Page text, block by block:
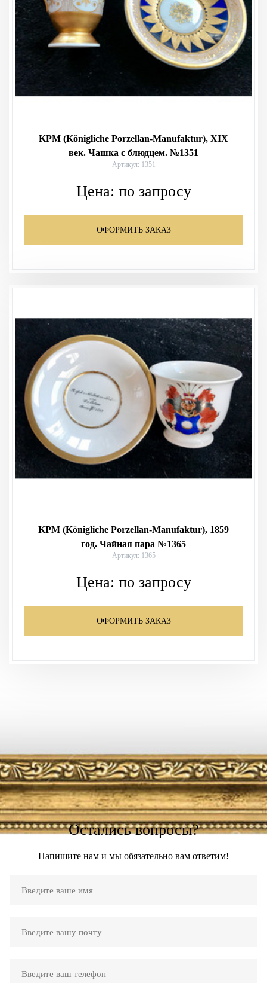
KPM (Königliche Porzellan-Manufaktur), XIX
век. Чашка с блюдцем. №1351
Артикул: 1351
Цена: по запросу
ОФОРМИТЬ ЗАКАЗ
KPM (Königliche Porzellan-Manufaktur), 1859
год. Чайная пара №1365
Артикул: 1365
Цена: по запросу
ОФОРМИТЬ ЗАКАЗ
Остались вопросы?
Напишите нам и мы обязательно вам ответим!